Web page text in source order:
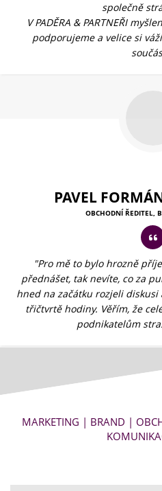
společně
V PADĚRA & PARTNEŘI
podporujeme a velice si
PAVEL
OBCHODNÍ ŘEDITEL,
"Pro mě to bylo hrozně
přednášet, tak nevíte, co za
hned na začátku rozjeli
třičtvrtě hodiny. Věřím, že
podnikatelům
MARKETING | BRAND |